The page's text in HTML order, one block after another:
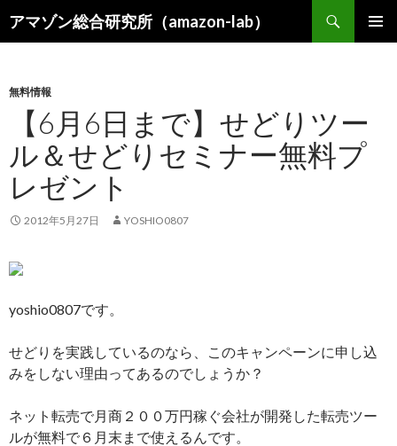
アマゾン総合研究所（amazon-lab）
索
ン
ス
キ
プ
無料情報
【6月6日まで】せどりツー
ル＆せどりセミナー無料プ
レゼント
2012年5月27日 YOSHIO0807
yoshio0807です。
せどりを実践しているのなら、このキャンペーンに申し込
みをしない理由ってあるのでしょうか？
ネット転売で月商２００万円稼ぐ会社が開発した転売ツー
ルが無料で６月末まで使えるんです。